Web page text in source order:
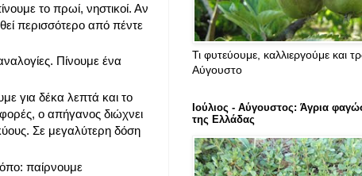
το πρωί, νηστικοί. Αν
περισσότερο από πέντε
Πίνουμε ένα
για δέκα λεπτά και το
ο απήγανος διώχνει
Σε μεγαλύτερη δόση
παίρνουμε
Τι φυτεύουμε, καλλιεργούμε και
Αύγουστο
Ιούλιος - Αύγουστος: Άγρια
της Ελλάδας